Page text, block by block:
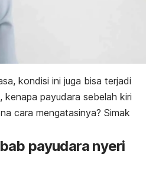
kondisi ini juga bisa terjadi
kenapa payudara sebelah kiri
cara mengatasinya? Simak
payudara nyeri